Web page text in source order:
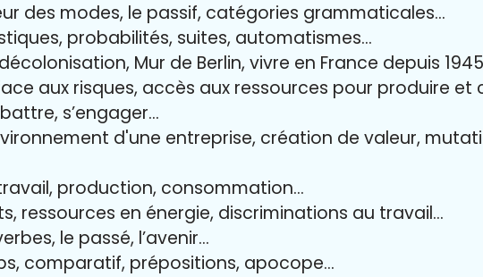
des modes, le passif, catégories grammaticales…
probabilités, suites, automatismes…
Mur de Berlin, vivre en France depuis
aux risques, accès aux ressources pour produire et
s’engager…
d'une entreprise, création de valeur,
production, consommation…
ressources en énergie, discriminations au travail…
le passé, l’avenir…
comparatif, prépositions, apocope…